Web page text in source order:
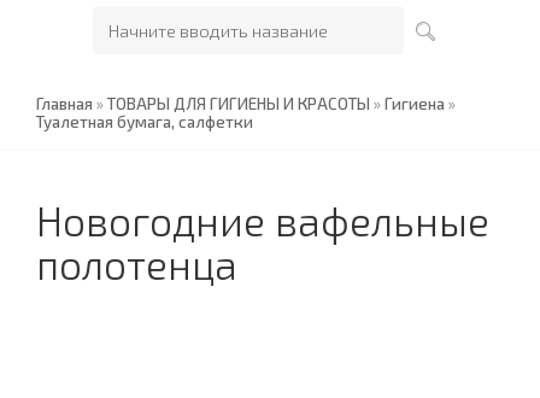
Главная »ТОВАРЫ ДЛЯ ГИГИЕНЫ И КРАСОТЫ »Гигиена »
Туалетная бумага, салфетки
Новогодние вафельные
полотенца